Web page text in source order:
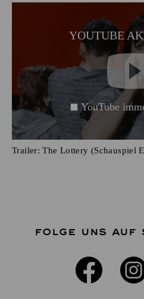
YOUTUBE
YouTube
Trailer: The Lottery (Schauspiel
FOLGE UNS AUF